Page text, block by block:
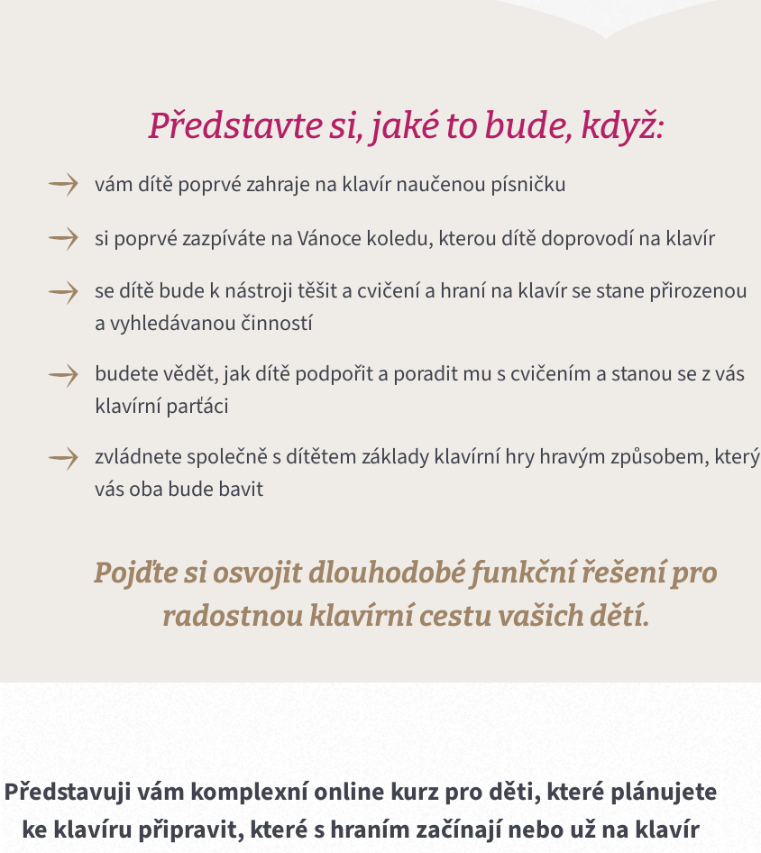
Představte si, jaké to bude, když:
vám dítě poprvé zahraje na klavír naučenou písničku
si poprvé zazpíváte na Vánoce koledu, kterou dítě doprovodí na klavír
se dítě bude k nástroji těšit a cvičení a hraní na klavír se stane přirozenou
a vyhledávanou činností
budete vědět, jak dítě podpořit a poradit mu s cvičením a stanou se z vás
klavírní parťáci
zvládnete společně s dítětem základy klavírní hry hravým způsobem, který
vás oba bude bavit
Pojďte si osvojit dlouhodobé funkční řešení pro
radostnou klavírní cestu vašich dětí.
Představuji vám komplexní online kurz pro děti, které plánujete
ke klavíru připravit, které s hraním začínají nebo už na klavír